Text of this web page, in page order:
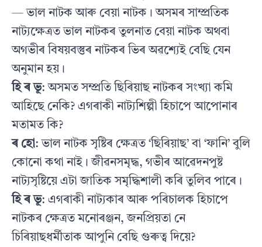
— ভাল নাটক আৰু বেয়া নাটক। অসমৰ সাম্প্ৰতিক
নাট্যক্ষেত্ৰত ভাল নাটকৰ তুলনাত বেয়া নাটক অথবা
অগভীৰ বিষয়বস্তুৰ নাটকৰ ভিৰ অৱশ্যেই বেছি যেন
অনুমান হয়।
হি ৰ ভূ: অসমত সম্প্ৰতি ছিৰিয়াছ নাটকৰ সংখ্যা কমি
আহিছে নেকি? এগৰাকী নাট্যশিল্পী হিচাপে আপোনাৰ
মতামত কি?
ৰ হো: ভাল নাটক সৃষ্টিৰ ক্ষেত্ৰত ‘ছিৰিয়াছ’ বা ‘ফানি’ বুলি
কোনো কথা নাই। জীৱনসমৃদ্ধ, গভীৰ আৱেদনপুষ্ট
নাট্যসৃষ্টিয়ে এটা জাতিক সমৃদ্ধিশালী কৰি তুলিব পাৰে।
হি ৰ ভূ: এগৰাকী নাট্যকাৰ আৰু পৰিচালক হিচাপে
নাটকৰ ক্ষেত্ৰত মনোৰঞ্জন, জনপ্ৰিয়তা নে
চিৰিয়াছধৰ্মীতাক আপুনি বেছি গুৰুত্ব দিয়ে?